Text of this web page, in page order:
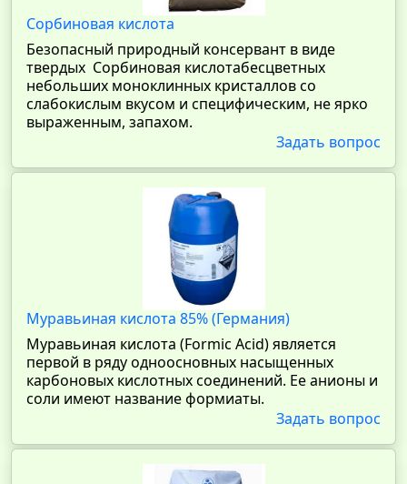
Сорбиновая кислота
Безопасный природный консервант в виде
твердых Сорбиновая кислотабесцветных
небольших моноклинных кристаллов со
слабокислым вкусом и специфическим, не ярко
выраженным, запахом.
Задать вопрос
Муравьиная кислота 85% (Германия)
Муравьиная кислота (Formic Acid) является
первой в ряду одноосновных насыщенных
карбоновых кислотных соединений. Ее анионы и
соли имеют название формиаты.
Задать вопрос